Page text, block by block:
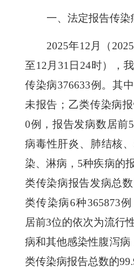
一、法定报告传染
2025年12月（ 2025
至12月 31 日 24时），
传染病376633例。其
未报告；乙类传染病
0例，报告发病数居前5
病毒性肝炎、肺结核
染、淋病， 5种疾病的
类传染病报告发病总
类传染病6种365873
居前3位的依次为流行
病和其他感染性腹泻病
类传染病报告总数的